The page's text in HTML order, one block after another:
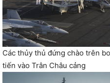
Các thủy thủ đứng chào trên
tiến vào Trân Châu cảng